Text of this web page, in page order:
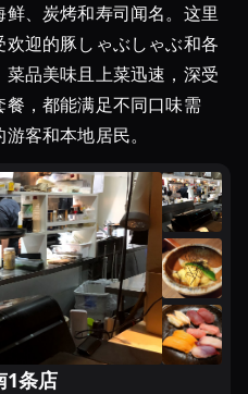
、炭烤和寿司闻名。这里
迎的豚しゃぶしゃぶ和各
品美味且上菜迅速，深受
，都能满足不同口味需
客和本地居民。
1条店